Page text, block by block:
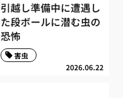
引越し準備中に遭遇し
た段ボールに潜む虫の
恐怖
2026.06.22
害虫